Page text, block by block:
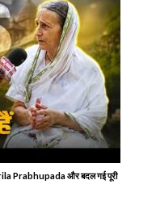
Prabhupada और बदल गई पूरी